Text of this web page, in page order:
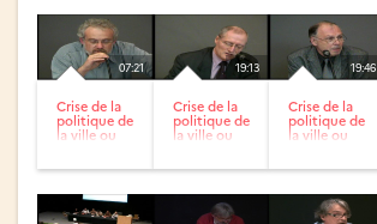
07:21
Crise de la
politique de
la ville ou
19:13
Crise de la
politique de
la ville ou
19:46
Crise de la
politique de
la ville ou